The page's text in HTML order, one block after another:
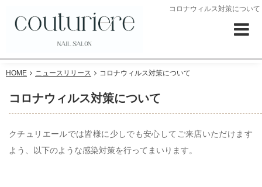
コロナウィルス対策について
HOME ニュースリリース コロナウィルス対策について
コロナウィルス対策について
クチュリエールでは皆様に少しでも安心してご来店いただけます
よう、以下のような感染対策を行ってまいります。